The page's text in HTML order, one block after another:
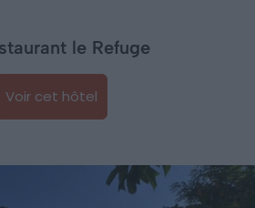
le Refuge
Voir cet hôtel